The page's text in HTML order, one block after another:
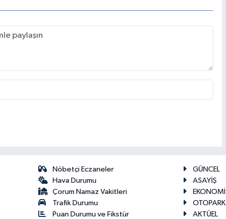
Nöbetçi Eczaneler
Hava Durumu
Çorum Namaz Vakitleri
Trafik Durumu
Puan Durumu ve Fikstür
GÜNCEL
ASAYİŞ
EKONOMİ
OTOPARK
AKTÜEL